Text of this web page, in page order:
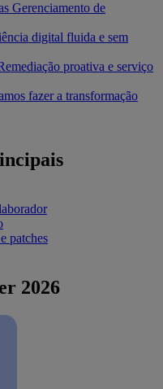
Gerenciamento de
digital fluida e sem
proativa e serviço
fazer a transformação
patches
2026